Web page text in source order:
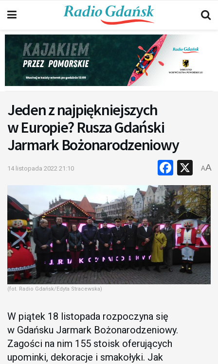
Jeden z najpiękniejszych
w Europie? Rusza Gdański
Jarmark Bożonarodzeniowy
14 listopada 2022 21:10 X
AA
(fot. Radio Gdańsk/Edyta Stracewska)
W piątek 18 listopada rozpoczyna się
w Gdańsku Jarmark Bożonarodzeniowy.
Zagości na nim 155 stoisk oferujących
upominki, dekoracje i smakołyki. Jak